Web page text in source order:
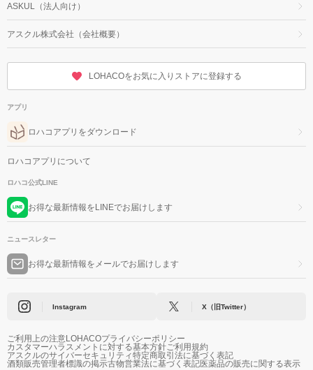
ASKUL（法人向け）
アスクル株式会社（会社概要）
LOHACOをお気に入りストアに登録する
アプリ
ロハコアプリをダウンロード
ロハコアプリについて
ロハコ公式LINE
お得な最新情報をLINEでお届けします
ニュースレター
お得な最新情報をメールでお届けします
Instagram X（旧Twitter）
ご利用上の注意LOHACOプライバシーポリシー
カスタマーハラスメントに対する基本方針ご利用規約
アスクルのサイバーセキュリティ特定商取引法に基づく表記
酒類販売管理者標識の掲示古物営業法に基づく表記医薬品の販売に関する表示